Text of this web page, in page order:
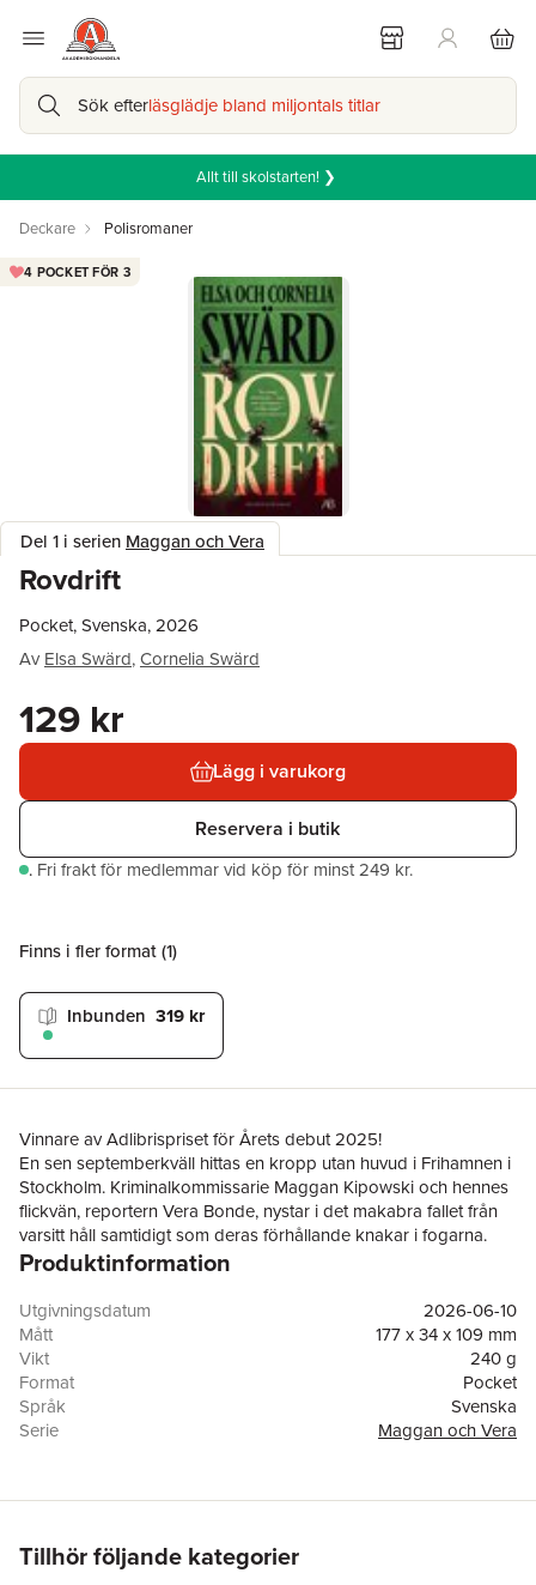
Sök efterläsglädje bland miljontals titlar
Allt till skolstarten! ❯
Deckare Polisromaner
Del 1 i serien Maggan och Vera
Rovdrift
4 POCKET FÖR 3
Pocket, Svenska, 2026
Av Elsa Swärd,Cornelia Swärd
129 kr
Lägg i varukorg
Reservera i butik
. Fri frakt för medlemmar vid köp för minst 249 kr.
Finns i fler format (1)
Inbunden 319 kr
Vinnare av Adlibrispriset för Årets debut 2025!
En sen septemberkväll hittas en kropp utan huvud i Frihamnen i
Stockholm. Kriminalkommissarie Maggan Kipowski och hennes
flickvän, reportern Vera Bonde, nystar i det makabra fallet från
varsitt håll samtidigt som deras förhållande knakar i fogarna.
När polisen hittar en koppling till ett tidigare mord görs en
yttersta för att hitta mördaren och medan utredningen får hela
riksdagshuset att skälva planerar gärningsmannen sin stora
final.
”En otrolig bladvändare … man sitter på helspänn … otroligt
snyggt!” TV4 Nyhetsmorgon
”I en tävling om vidrigaste vidrigheter ligger ’Rovdrift’ bra till.
”Välskriven … Swärds debutbok slutar på högsta
tur, för det här ger definitivt mersmak. ’Rovdrift’ slår klorna i
läsaren på det mest makabra vis.” Upsala Nya Tidning
Produktinformation
Utgivningsdatum
2026-06-10
Mått
177 x 34 x 109 mm
Vikt
240 g
Format
Pocket
Språk
Svenska
Serie
Maggan och Vera
Medarbetare
Michael Ceken
Miljömärkning
Tillhör följande kategorier